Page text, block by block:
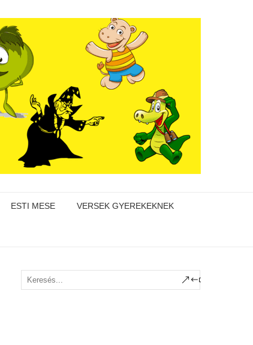
ESTI MESE VERSEK GYEREKEKNEK